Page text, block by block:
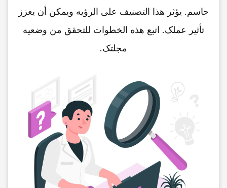
حاسم. یؤثر هذا التصنیف على الرؤیه ویمکن أن یعزز
تأثیر عملک. اتبع هذه الخطوات للتحقق من وضعیه
مجلتک.